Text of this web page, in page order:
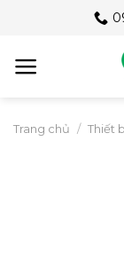
content
Trang chủ / Thiết